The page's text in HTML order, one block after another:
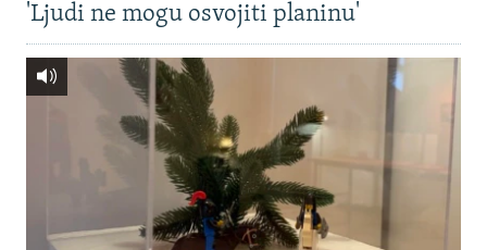
'Ljudi ne mogu osvojiti planinu'